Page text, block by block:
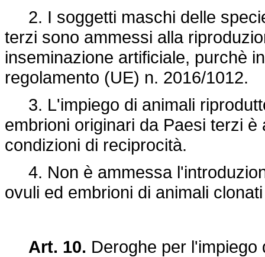
2. I soggetti maschi delle
terzi sono ammessi alla
inseminazione artificiale, purchè
regolamento (UE) n. 2016/1012.
3. L'impiego di animali
embrioni originari da Paesi terzi
condizioni di reciprocità.
4. Non è ammessa
ovuli ed embrioni di animali
Art. 10. Deroghe per l'impiego